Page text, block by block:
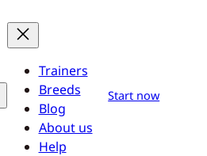
Trainers
Breeds
Blog
About us
Help
Start now